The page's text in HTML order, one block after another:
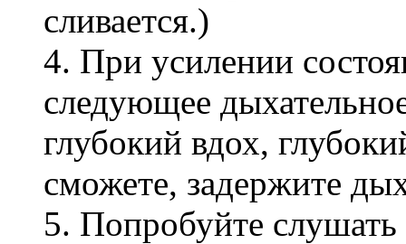
сливается.)
4. При усилении
следующее
глубокий вдох,
сможете, задержите
5. Попробуйте